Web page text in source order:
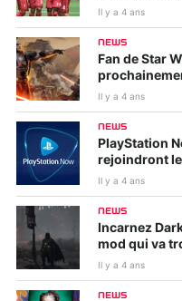
Il y a 4 ans
NEWS
Fan de Star
Il y a 4 ans
NEWS
PlayStation
rejoindront
Il y a 4 ans
NEWS
Incarnez
mod qui va
Il y a 4 ans
NEWS